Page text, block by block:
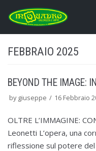
Vai
al
contenuto
FEBBRAIO 2025
BEYOND THE IMAGE:
by giuseppe 16 Febbraio
OLTRE L’IMMAGINE:
Leonetti L’opera, una
riflessione sul potere